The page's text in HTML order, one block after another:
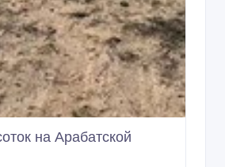
на Арабатской